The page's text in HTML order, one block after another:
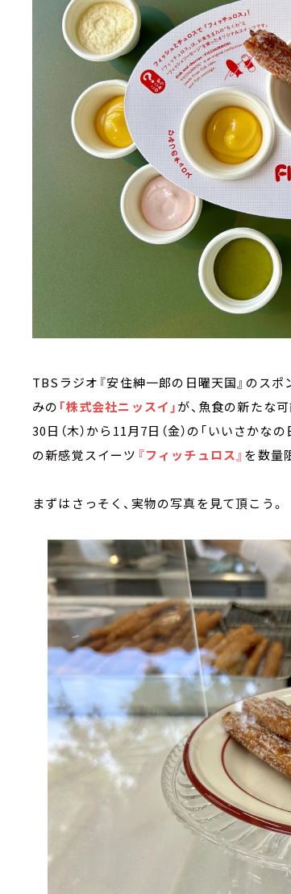
TBSラジオ『安住紳一郎の日曜天国』のス
みの 「株式会社ニッスイ」が、魚食の新たな
30日（木）から11月7日（金）の「いいさかな
の新感覚スイーツ 『フィッチュロス』 を数量
まずはさっそく、実物の写真を見て頂こう。